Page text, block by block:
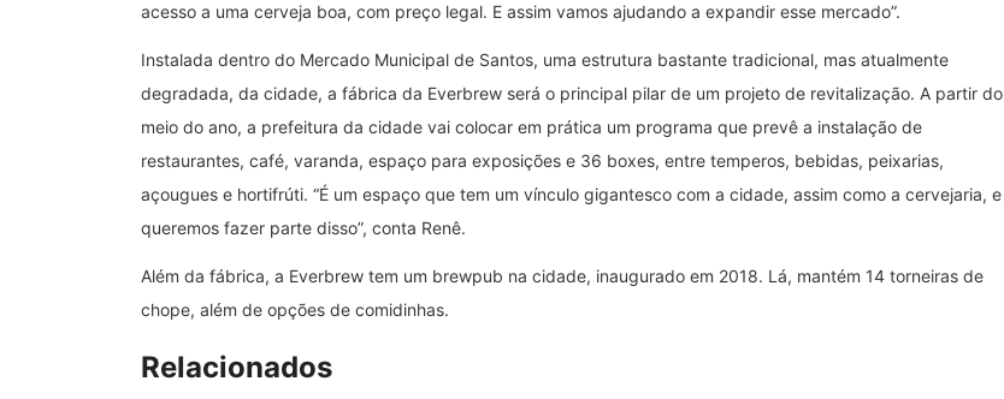
acesso a uma cerveja boa, com preço legal. E assim vamos ajudando a expandir esse mercado”.
Instalada dentro do Mercado Municipal de Santos, uma estrutura bastante tradicional, mas atualmente
degradada, da cidade, a fábrica da Everbrew será o principal pilar de um projeto de revitalização. A partir do
meio do ano, a prefeitura da cidade vai colocar em prática um programa que prevê a instalação de
restaurantes, café, varanda, espaço para exposições e 36 boxes, entre temperos, bebidas, peixarias,
açougues e hortifrúti. “É um espaço que tem um vínculo gigantesco com a cidade, assim como a cervejaria, e
queremos fazer parte disso”, conta Renê.
Além da fábrica, a Everbrew tem um brewpub na cidade, inaugurado em 2018. Lá, mantém 14 torneiras de
chope, além de opções de comidinhas.
Relacionados